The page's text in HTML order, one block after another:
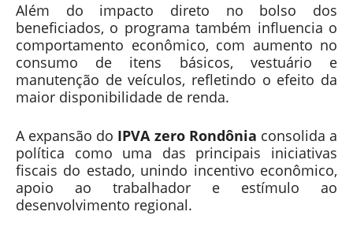
Além do impacto direto no bolso dos
beneficiados, o programa também influencia o
comportamento econômico, com aumento no
consumo de itens básicos, vestuário e
manutenção de veículos, refletindo o efeito da
maior disponibilidade de renda.
A expansão do IPVA zero Rondônia consolida a
política como uma das principais iniciativas
fiscais do estado, unindo incentivo econômico,
apoio ao trabalhador e estímulo ao
desenvolvimento regional.